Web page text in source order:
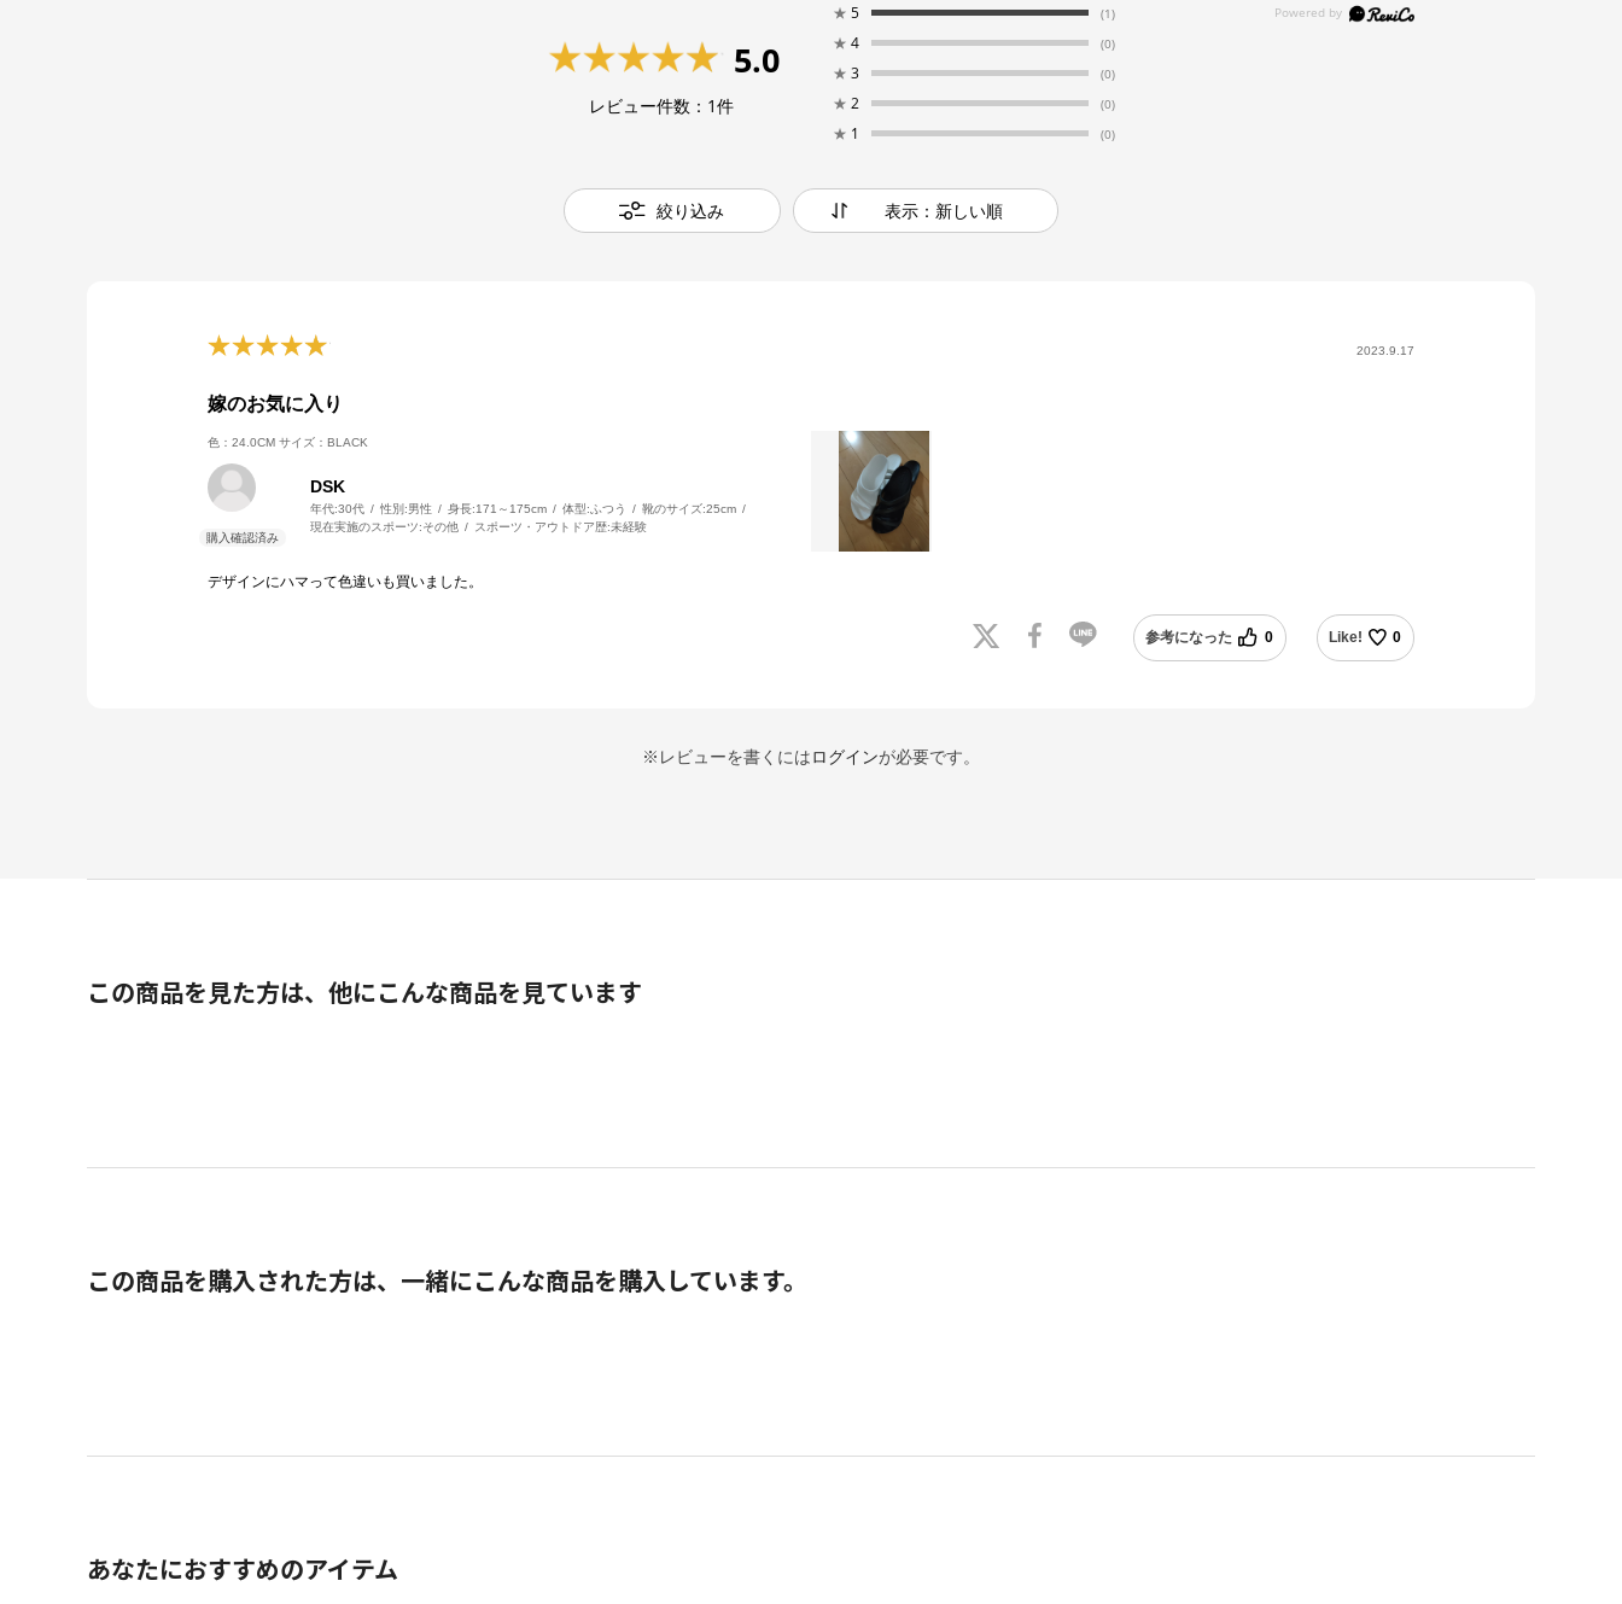
5.0
レビュー件数： 1件
★ 5 (1)
★ 4 (0)
★ 3 (0)
★ 2 (0)
★ 1 (0)
絞り込み 表示：新しい順
2023.9.17
嫁のお気に入り
色：24.0CM サイズ：BLACK
DSK
年代:30代 性別:男性 身長:171～175cm 体型: ふつう 靴のサイズ:25cm
現在実施のスポーツ:その他 スポーツ・アウトドア歴:未経験
デザインにハマって色違いも買いました。
参考になった 0 Like! 0
※レビューを書くにはログインが必要です。
この商品を見た方は、他にこんな商品を見ています
この商品を購入された方は、一緒にこんな商品を購入しています。
あなたにおすすめのアイテム